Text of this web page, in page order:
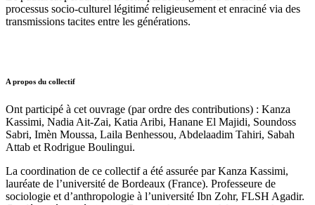
processus socio-culturel légitimé religieusement et enraciné via des
transmissions tacites entre les générations.
A propos du collectif
Ont participé à cet ouvrage (par ordre des contributions) : Kanza
Kassimi, Nadia Ait-Zai, Katia Aribi, Hanane El Majidi, Soundoss
Sabri, Imèn Moussa, Laila Benhessou, Abdelaadim Tahiri, Sabah
Attab et Rodrigue Boulingui.
La coordination de ce collectif a été assurée par Kanza Kassimi,
lauréate de l’université de Bordeaux (France). Professeure de
sociologie et d’anthropologie à l’université Ibn Zohr, FLSH Agadir.